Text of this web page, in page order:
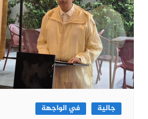
جالية في الواجهة